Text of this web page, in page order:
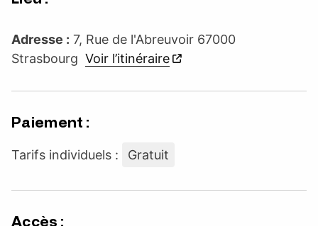
Adresse : 7, Rue de l'Abreuvoir 67000
Strasbourg Voir l’itinéraire
Paiement :
Tarifs individuels : Gratuit
Accès :